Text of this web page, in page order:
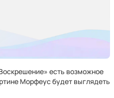
есть возможное
Морфеус будет выглядеть